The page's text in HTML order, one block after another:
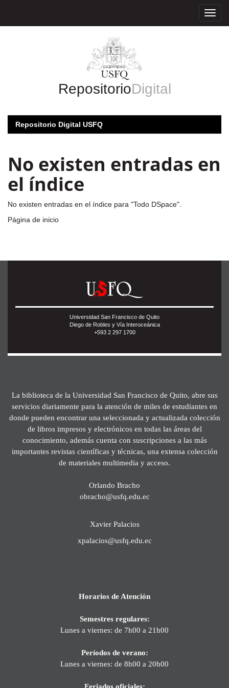
RepositorioDigital
Repositorio Digital USFQ
No existen entradas en
el índice
No existen entradas en el índice para "Todo DSpace".
Página de inicio
Universidad San Francisco de Quito
Diego de Robles y Vía Interoceánica
+593 2 297 1700
La biblioteca de la Universidad San Francisco de Quito, abre sus
servicios diariamente para la atención de miles de estudiantes en
donde pueden encontrar una seleccionada y actualizada colección
de libros impresos y electrónicos en todas las áreas del
conocimiento, además cuenta con suscripciones a las más
importantes revistas científicas y técnicas, una extensa colección
de materiales multimedia y acceso.
Orlando Bracho
obracho@usfq.edu.ec
Xavier Palacios
xpalacios@usfq.edu.ec
Horarios de Atención
Semestres regulares:
Lunes a viernes: de 7h00 a 21h00
Períodos de verano:
Lunes a viernes: de 8h00 a 20h00
Feriados oficiales: